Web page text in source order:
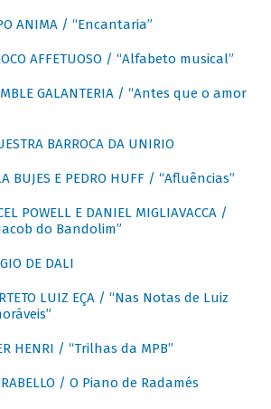
ANIMA / “Encantaria”
AFFETUOSO / “Alfabeto musical”
GALANTERIA / “Antes que o amor
BARROCA DA UNIRIO
BUJES E PEDRO HUFF / “Afluências”
POWELL E DANIEL MIGLIAVACCA /
do Bandolim”
DE DALI
LUIZ EÇA / “Nas Notas de Luiz
HENRI / “Trilhas da MPB”
/ O Piano de Radamés